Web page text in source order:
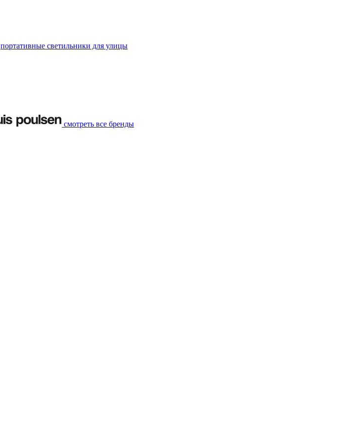
портативные светильники для улицы
смотреть все бренды